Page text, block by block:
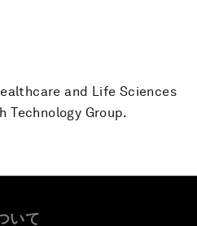
and Life Sciences
Technology Group.
いて